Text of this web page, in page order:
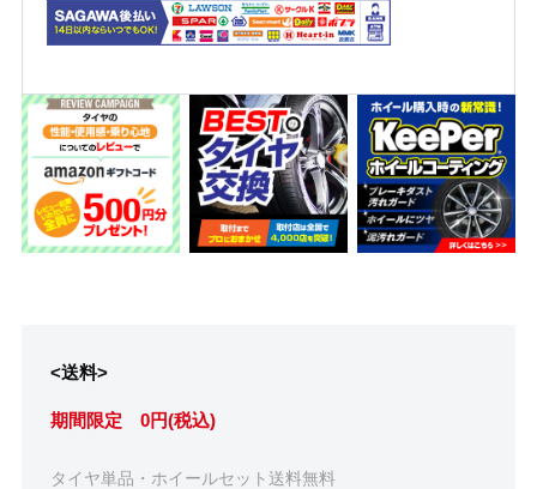
<送料>
期間限定 0円(税込)
タイヤ単品・ホイールセット送料無料